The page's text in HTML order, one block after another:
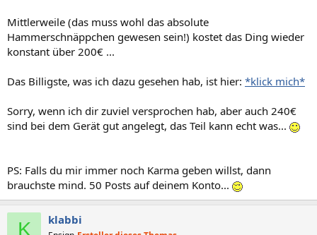
Mittlerweile (das muss wohl das absolute
Hammerschnäppchen gewesen sein!) kostet das Ding wieder
konstant über 200€ ...
Das Billigste, was ich dazu gesehen hab, ist hier: *klick mich*
Sorry, wenn ich dir zuviel versprochen hab, aber auch 240€
sind bei dem Gerät gut angelegt, das Teil kann echt was...
PS: Falls du mir immer noch Karma geben willst, dann
brauchste mind. 50 Posts auf deinem Konto...
K klabbi